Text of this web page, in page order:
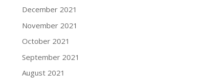
December 2021
November 2021
October 2021
September 2021
August 2021